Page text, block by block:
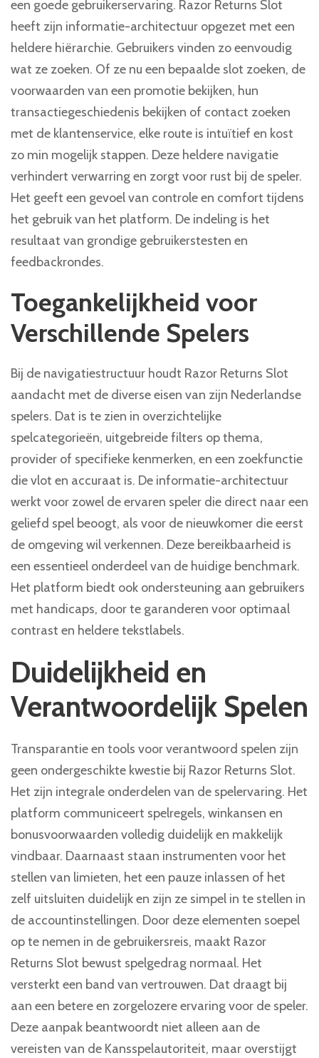
een goede gebruikerservaring. Razor Returns Slot
heeft zijn informatie-architectuur opgezet met een
heldere hiërarchie. Gebruikers vinden zo eenvoudig
wat ze zoeken. Of ze nu een bepaalde slot zoeken, de
voorwaarden van een promotie bekijken, hun
transactiegeschiedenis bekijken of contact zoeken
met de klantenservice, elke route is intuïtief en kost
zo min mogelijk stappen. Deze heldere navigatie
verhindert verwarring en zorgt voor rust bij de speler.
Het geeft een gevoel van controle en comfort tijdens
het gebruik van het platform. De indeling is het
resultaat van grondige gebruikerstesten en
feedbackrondes.
Toegankelijkheid voor
Verschillende Spelers
Bij de navigatiestructuur houdt Razor Returns Slot
aandacht met de diverse eisen van zijn Nederlandse
spelers. Dat is te zien in overzichtelijke
spelcategorieën, uitgebreide filters op thema,
provider of specifieke kenmerken, en een zoekfunctie
die vlot en accuraat is. De informatie-architectuur
werkt voor zowel de ervaren speler die direct naar een
geliefd spel beoogt, als voor de nieuwkomer die eerst
de omgeving wil verkennen. Deze bereikbaarheid is
een essentieel onderdeel van de huidige benchmark.
Het platform biedt ook ondersteuning aan gebruikers
met handicaps, door te garanderen voor optimaal
contrast en heldere tekstlabels.
Duidelijkheid en
Verantwoordelijk Spelen
Transparantie en tools voor verantwoord spelen zijn
geen ondergeschikte kwestie bij Razor Returns Slot.
Het zijn integrale onderdelen van de spelervaring. Het
platform communiceert spelregels, winkansen en
bonusvoorwaarden volledig duidelijk en makkelijk
vindbaar. Daarnaast staan instrumenten voor het
stellen van limieten, het een pauze inlassen of het
zelf uitsluiten duidelijk en zijn ze simpel in te stellen in
de accountinstellingen. Door deze elementen soepel
op te nemen in de gebruikersreis, maakt Razor
Returns Slot bewust spelgedrag normaal. Het
versterkt een band van vertrouwen. Dat draagt bij
aan een betere en zorgelozere ervaring voor de speler.
Deze aanpak beantwoordt niet alleen aan de
vereisten van de Kansspelautoriteit, maar overstijgt